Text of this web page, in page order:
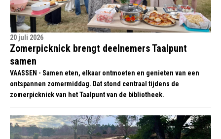
20 juli 2026
Zomerpicknick brengt deelnemers Taalpunt
samen
VAASSEN - Samen eten, elkaar ontmoeten en genieten van een
ontspannen zomermiddag. Dat stond centraal tijdens de
zomerpicknick van het Taalpunt van de bibliotheek.